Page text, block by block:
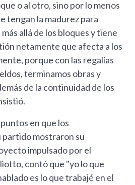
o al otro, sino por lo menos
tengan la madurez para
allá de los bloques y tiene
netamente que afecta a los
porque con las regalías
terminamos obras y
de la continuidad de los
en que los
mostraron su
impulsado por el
contó que "yo lo que
es lo que trabajé en el